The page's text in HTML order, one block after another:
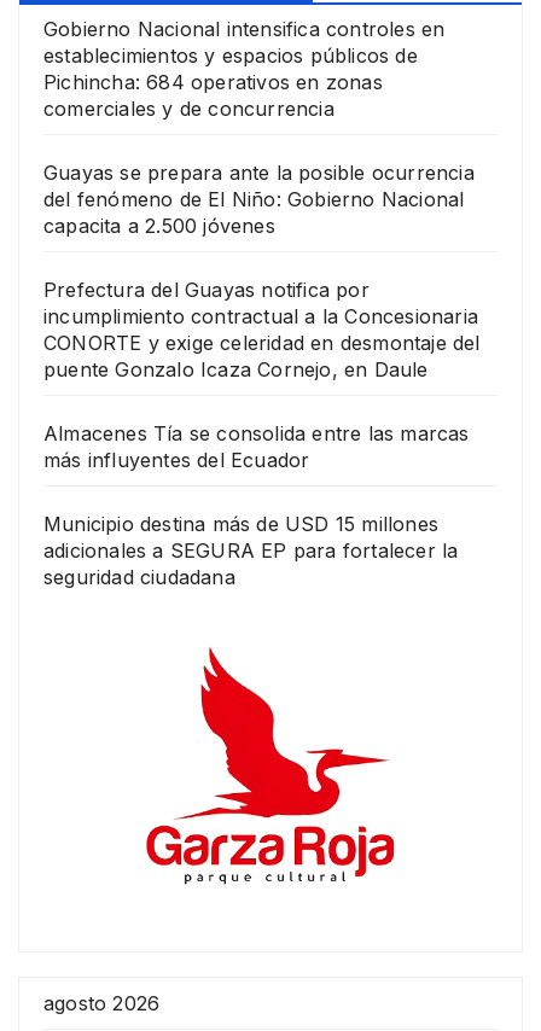
Gobierno Nacional intensifica controles en
establecimientos y espacios públicos de
Pichincha: 684 operativos en zonas
comerciales y de concurrencia
Guayas se prepara ante la posible ocurrencia
del fenómeno de El Niño: Gobierno Nacional
capacita a 2.500 jóvenes
Prefectura del Guayas notifica por
incumplimiento contractual a la Concesionaria
CONORTE y exige celeridad en desmontaje del
puente Gonzalo Icaza Cornejo, en Daule
Almacenes Tía se consolida entre las marcas
más influyentes del Ecuador
Municipio destina más de USD 15 millones
adicionales a SEGURA EP para fortalecer la
seguridad ciudadana
agosto 2026